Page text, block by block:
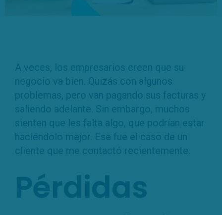
A veces, los empresarios creen que su
negocio va bien. Quizás con algunos
problemas, pero van pagando sus facturas y
saliendo adelante. Sin embargo, muchos
sienten que les falta algo, que podrían estar
haciéndolo mejor. Ese fue el caso de un
cliente que me contactó recientemente.
Pérdidas